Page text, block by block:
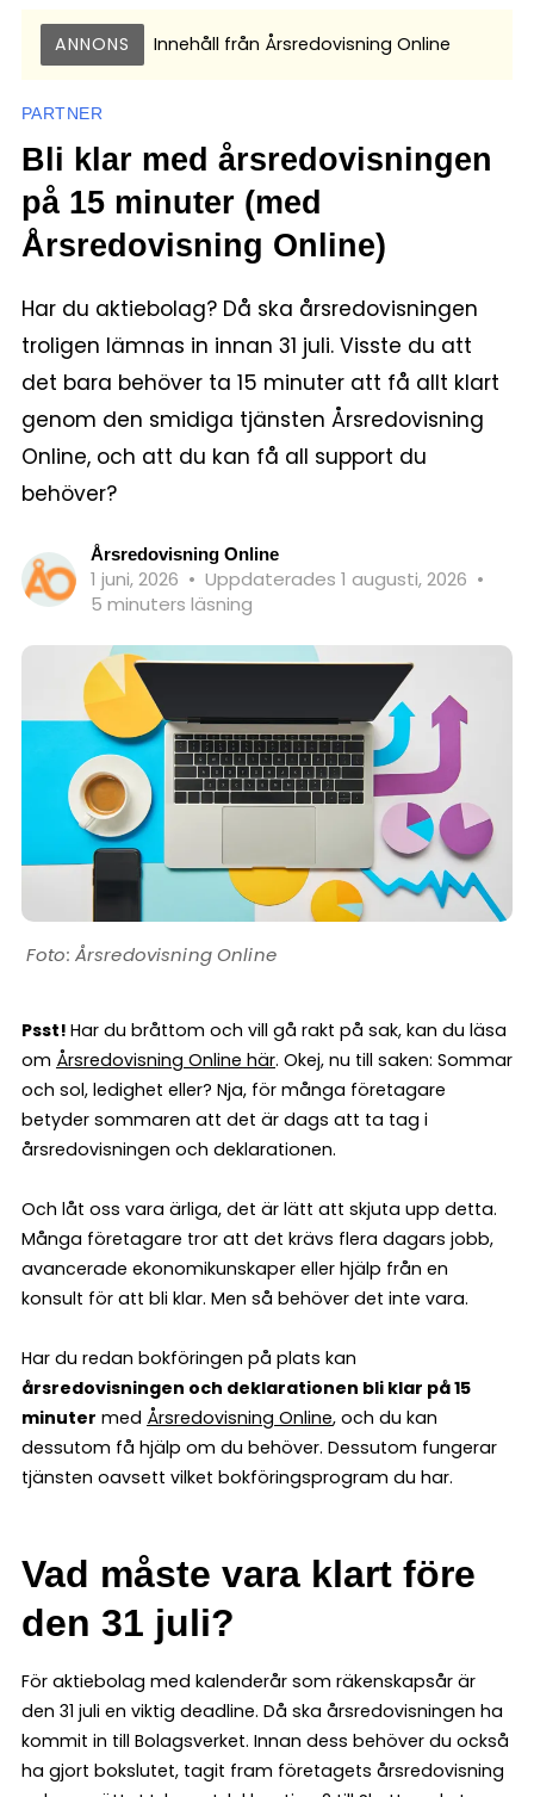
ANNONS Innehåll från Årsredovisning Online
PARTNER
Bli klar med årsredovisningen
på 15 minuter (med
Årsredovisning Online)
Har du aktiebolag? Då ska årsredovisningen
troligen lämnas in innan 31 juli. Visste du att
det bara behöver ta 15 minuter att få allt klart
genom den smidiga tjänsten Årsredovisning
Online, och att du kan få all support du
behöver?
Årsredovisning Online
1 juni, 2026 • Uppdaterades 1 augusti, 2026 •
5 minuters läsning
Årsredovisning Online
Psst! Har du bråttom och vill gå rakt på sak, kan du läsa
om Årsredovisning Online här. Okej, nu till saken: Sommar
och sol, ledighet eller? Nja, för många företagare
betyder sommaren att det är dags att ta tag i
årsredovisningen och deklarationen.
Och låt oss vara ärliga, det är lätt att skjuta upp detta.
Många företagare tror att det krävs flera dagars jobb,
avancerade ekonomikunskaper eller hjälp från en
konsult för att bli klar. Men så behöver det inte vara.
Har du redan bokföringen på plats kan
årsredovisningen och deklarationen bli klar på 15
minuter med Årsredovisning Online, och du kan
dessutom få hjälp om du behöver. Dessutom fungerar
tjänsten oavsett vilket bokföringsprogram du har.
Vad måste vara klart före
den 31 juli?
För aktiebolag med kalenderår som räkenskapsår är
den 31 juli en viktig deadline. Då ska årsredovisningen ha
kommit in till Bolagsverket. Innan dess behöver du också
ha gjort bokslutet, tagit fram företagets årsredovisning